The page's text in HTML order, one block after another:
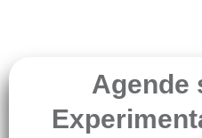
Agende